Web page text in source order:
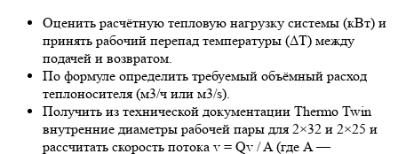
Оценить расчётную тепловую нагрузку системы (кВт) и
принять рабочий перепад температуры (ΔT) между
подачей и возвратом.
По формуле определить требуемый объёмный расход
теплоносителя (м3/ч или м3/s).
Получить из технической документации Thermo Twin
внутренние диаметры рабочей пары для 2×32 и 2×25 и
рассчитать скорость потока v = Qv / A (где A —